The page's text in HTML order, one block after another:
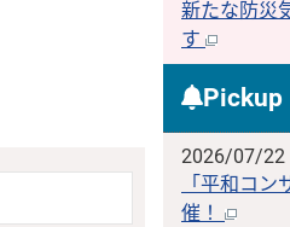
新たな防災
す
Pickup
2026/07/22
「平和コ
催！